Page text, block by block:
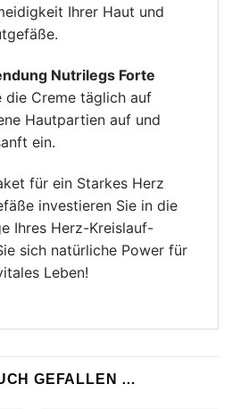
Ihrer Haut und
Nutrilegs Forte
die Creme täglich auf
Hautpartien auf und
ein.
für ein Starkes Herz
investieren Sie in die
Ihres Herz-Kreislauf-
sich natürliche Power für
Leben!
GEFALLEN …